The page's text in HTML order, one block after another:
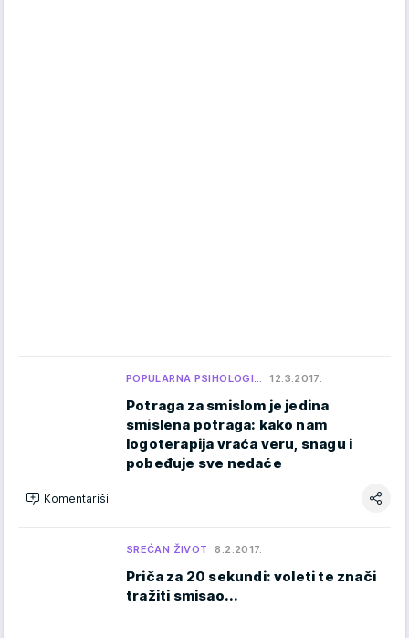
POPULARNA PSIHOLOGI… 12.3.2017.
Potraga za smislom je jedina
smislena potraga: kako nam
logoterapija vraća veru, snagu i
pobeđuje sve nedaće
Komentariši
SREĆAN ŽIVOT 8.2.2017.
Priča za 20 sekundi: voleti te znači
tražiti smisao...